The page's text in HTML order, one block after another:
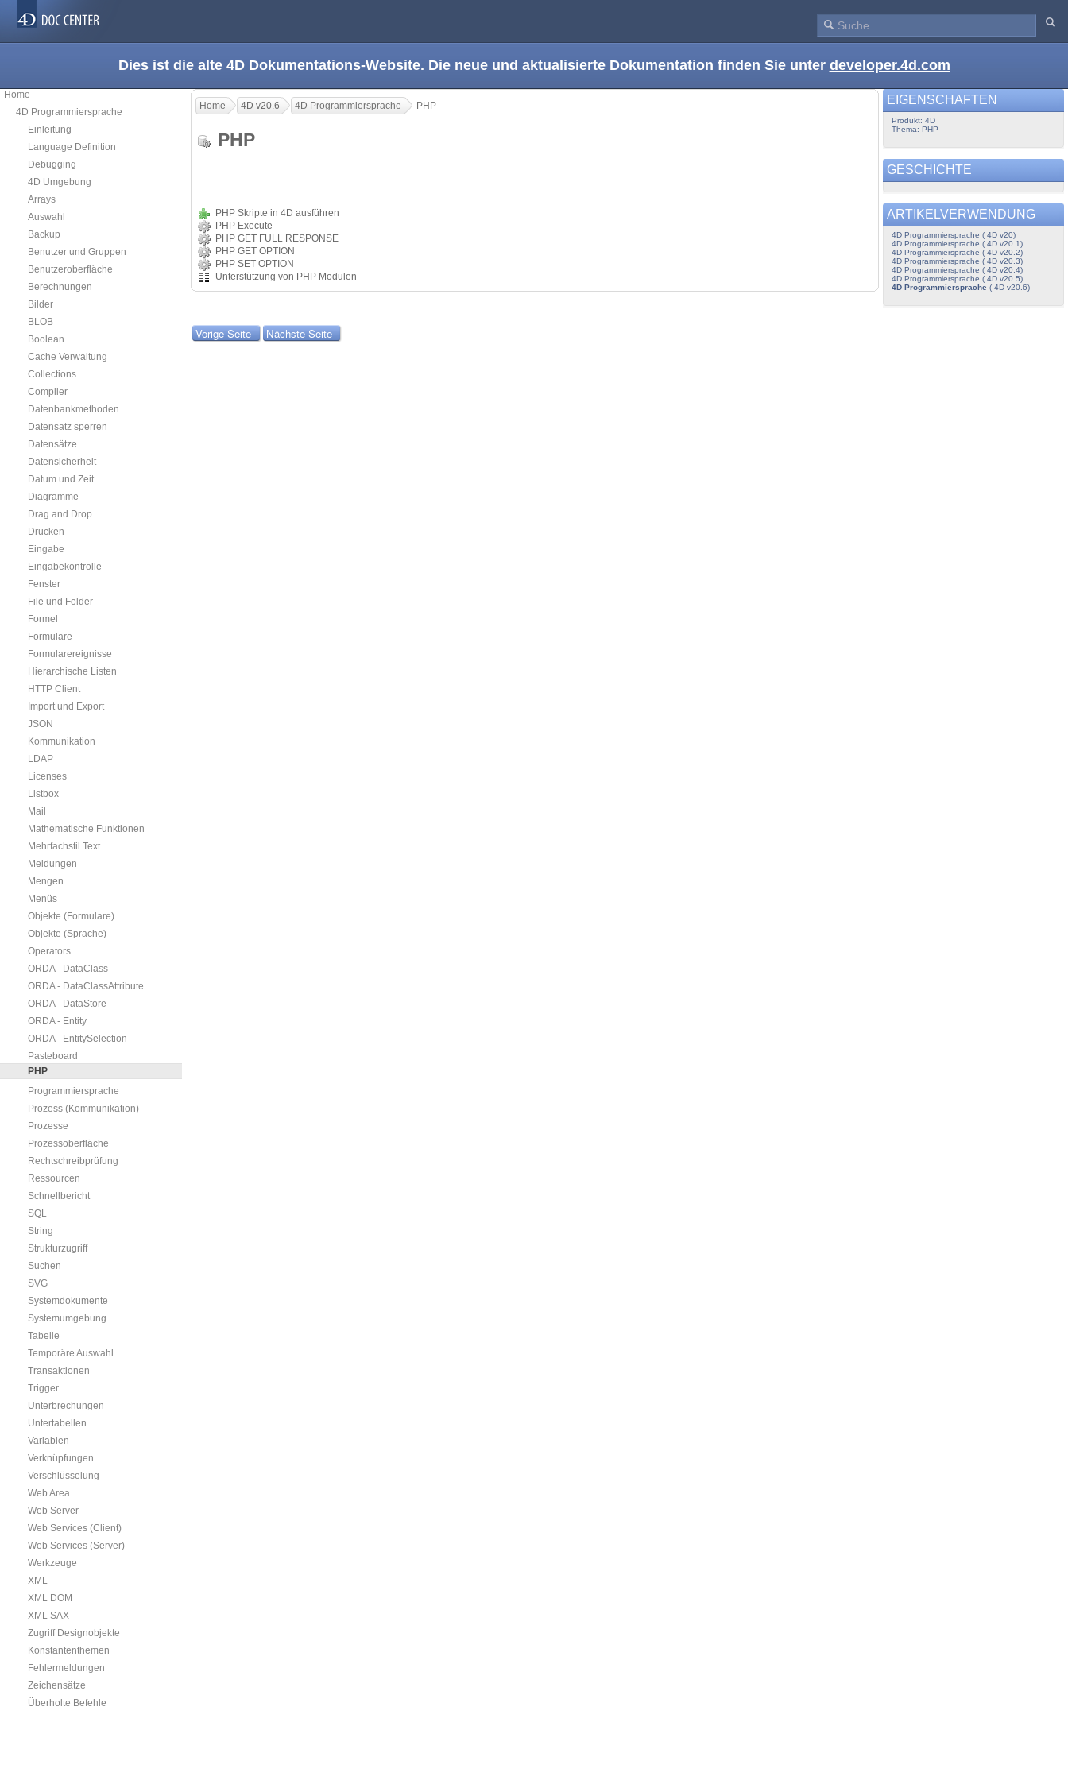
Dies ist die alte 4D Dokumentations-Website. Die neue und aktualisierte Dokumentation finden Sie unter developer.4d.com
Home
4D Programmiersprache
Einleitung
Language Definition
Debugging
4D Umgebung
Arrays
Auswahl
Backup
Benutzer und Gruppen
Benutzeroberfläche
Berechnungen
Bilder
BLOB
Boolean
Cache Verwaltung
Collections
Compiler
Datenbankmethoden
Datensatz sperren
Datensätze
Datensicherheit
Datum und Zeit
Diagramme
Drag and Drop
Drucken
Eingabe
Eingabekontrolle
Fenster
File und Folder
Formel
Formulare
Formularereignisse
Hierarchische Listen
HTTP Client
Import und Export
JSON
Kommunikation
LDAP
Licenses
Listbox
Mail
Mathematische Funktionen
Mehrfachstil Text
Meldungen
Mengen
Menüs
Objekte (Formulare)
Objekte (Sprache)
Operators
ORDA - DataClass
ORDA - DataClassAttribute
ORDA - DataStore
ORDA - Entity
ORDA - EntitySelection
Pasteboard
PHP
Programmiersprache
Prozess (Kommunikation)
Prozesse
Prozessoberfläche
Rechtschreibprüfung
Ressourcen
Schnellbericht
SQL
String
Strukturzugriff
Suchen
SVG
Systemdokumente
Systemumgebung
Tabelle
Temporäre Auswahl
Transaktionen
Trigger
Unterbrechungen
Untertabellen
Variablen
Verknüpfungen
Verschlüsselung
Web Area
Web Server
Web Services (Client)
Web Services (Server)
Werkzeuge
XML
XML DOM
XML SAX
Zugriff Designobjekte
Konstantenthemen
Fehlermeldungen
Zeichensätze
Überholte Befehle
Home 4D v20.6 4D Programmiersprache PHP
PHP
PHP Skripte in 4D ausführen
PHP Execute
PHP GET FULL RESPONSE
PHP GET OPTION
PHP SET OPTION
Unterstützung von PHP Modulen
Vorige Seite Nächste Seite
EIGENSCHAFTEN
Produkt: 4D
Thema: PHP
GESCHICHTE
ARTIKELVERWENDUNG
4D Programmiersprache ( 4D v20)
4D Programmiersprache ( 4D v20.1)
4D Programmiersprache ( 4D v20.2)
4D Programmiersprache ( 4D v20.3)
4D Programmiersprache ( 4D v20.4)
4D Programmiersprache ( 4D v20.5)
4D Programmiersprache( 4D v20.6)